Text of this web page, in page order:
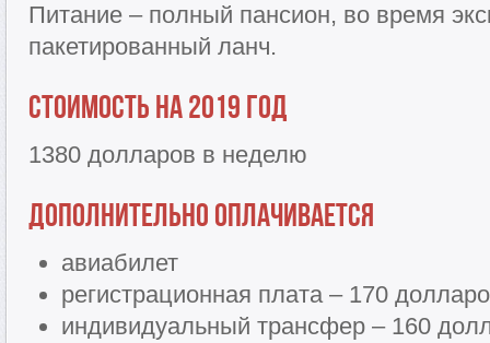
Питание – полный пансион, во время
пакетированный ланч.
Стоимость на 2019 год
1380 долларов в неделю
Дополнительно оплачивается
авиабилет
регистрационная плата – 170
индивидуальный трансфер – 160